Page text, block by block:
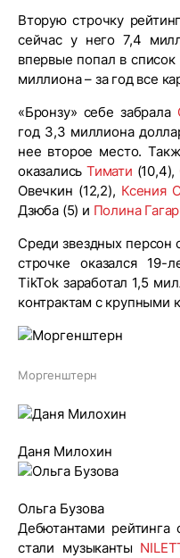
Вторую строчку
сейчас у него 7,4
впервые попал в
миллиона – за год все
«Бронзу» себе забрала
год 3,3 миллиона
нее второе место.
оказались Тимати (10,4),
Овечкин (12,2), Ксения
Дзюба (5) и Полина
Среди звездных
строчке оказался 19-
TikTok заработал 1,5
контрактам с крупными
Моргенштерн
Даня Милохин
Ольга Бузова
Дебютантами рейтинга
стали музыканты